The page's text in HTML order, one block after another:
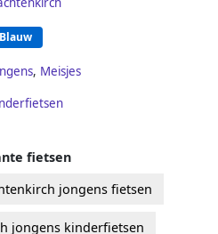
Blauw
, Meisjes
fietsen
jongens fietsen
jongens kinderfietsen